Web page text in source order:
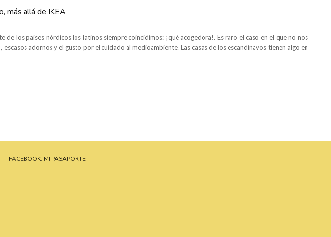
más allá de IKEA
de los países nórdicos los latinos siempre coincidimos: ¡qué acogedora!. Es raro el caso en el que no nos
adornos y el gusto por el cuidado al medioambiente. Las casas de los escandinavos tienen algo en
FACEBOOK: MI PASAPORTE